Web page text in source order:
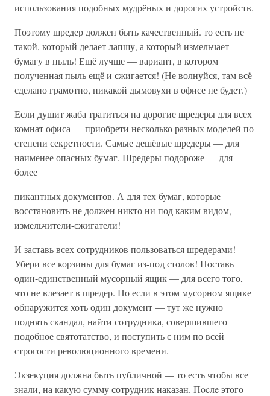
использования подобных мудрёных и дорогих устройств.
Поэтому шредер должен быть качественный. то есть не
такой, который делает лапшу, а который измельчает
бумагу в пыль! Ещё лучше — вариант, в котором
полученная пыль ещё и сжигается! (Не волнуйся, там всё
сделано грамотно, никакой дымовухи в офисе не будет.)
Если душит жаба тратиться на дорогие шредеры для всех
комнат офиса — приобрети несколько разных моделей по
степени секретности. Самые дешёвые шредеры — для
наименее опасных бумаг. Шредеры подороже — для
более
пикантных документов. А для тех бумаг, которые
восстановить не должен никто ни под каким видом, —
измельчители-сжигатели!
И заставь всех сотрудников пользоваться шредерами!
Убери все корзины для бумаг из-под столов! Поставь
один-единственный мусорный ящик — для всего того,
что не влезает в шредер. Но если в этом мусорном ящике
обнаружится хоть один документ — тут же нужно
поднять скандал, найти сотрудника, совершившего
подобное святотатство, и поступить с ним по всей
строгости революционного времени.
Экзекуция должна быть публичной — то есть чтобы все
знали, на какую сумму сотрудник наказан. Пocлe этого